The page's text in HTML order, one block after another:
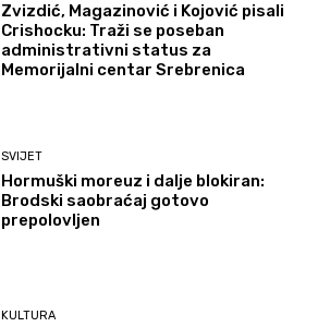
Zvizdić, Magazinović i Kojović pisali
Crishocku: Traži se poseban
administrativni status za
Memorijalni centar Srebrenica
SVIJET
Hormuški moreuz i dalje blokiran:
Brodski saobraćaj gotovo
prepolovljen
KULTURA